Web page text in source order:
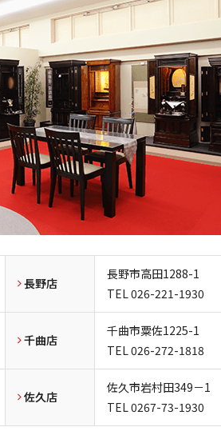
長野店
長野市高田1288-1
TEL 026-221-1930
千曲店
千曲市粟佐1225-1
TEL 026-272-1818
佐久店
佐久市岩村田349－1
TEL 0267-73-1930